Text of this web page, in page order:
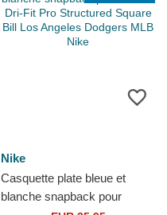
Nike
Casquette plate bleue et
blanche snapback pour